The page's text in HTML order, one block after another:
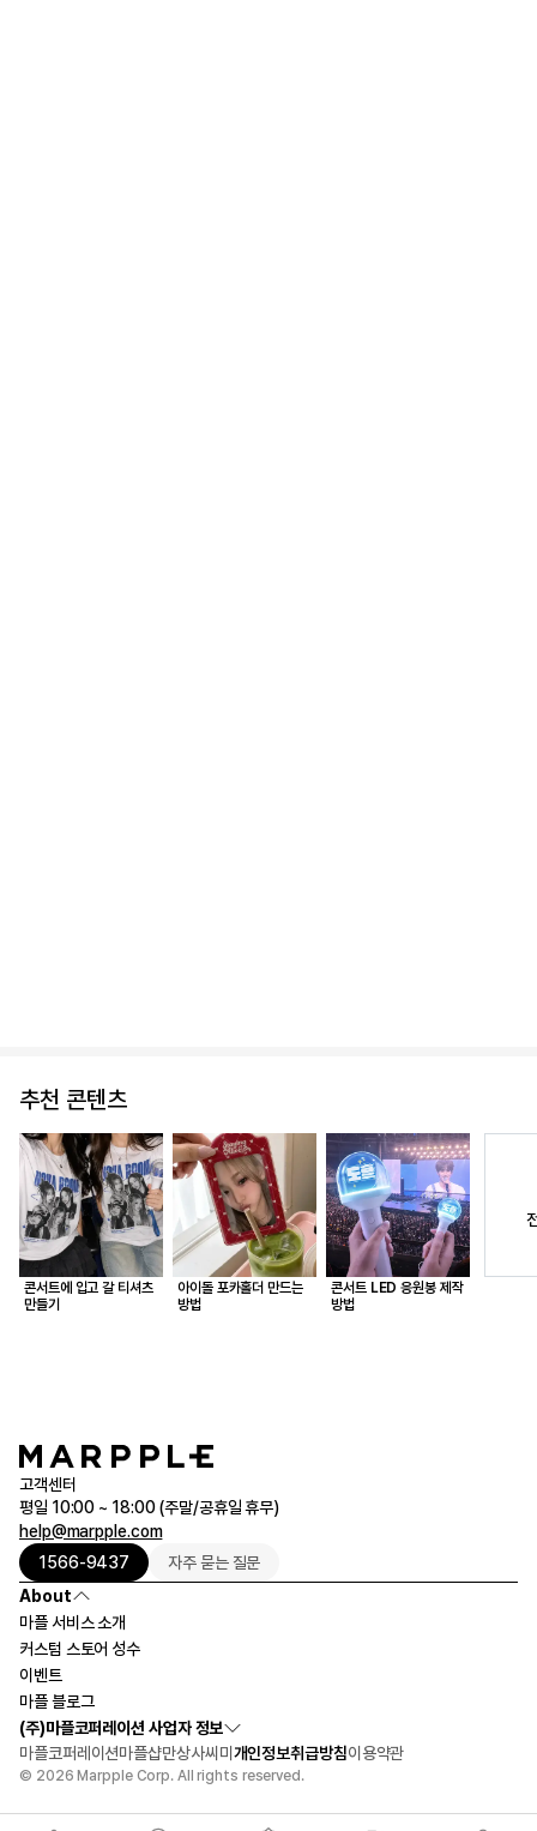
추천 콘텐츠
콘서트에 입고 갈 티셔츠
만들기
아이돌 포카홀더 만드는
방법
콘서트 LED 응원봉 제작
방법
고객센터
평일 10:00 ~ 18:00 (주말/공휴일 휴무)
help@marpple.com
1566-9437
자주 묻는 질문
About
마플 서비스 소개
커스텀 스토어 성수
이벤트
마플 블로그
(주)마플코퍼레이션 사업자 정보
마플코퍼레이션마플샵만상사씨미 개인정보취급방침이용약관
© 2026 Marpple Corp. All rights reserved.